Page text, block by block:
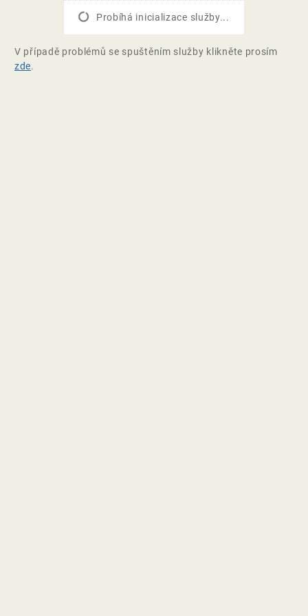
Probíhá inicializace služby...
V případě problémů se spuštěním služby klikněte prosím
zde.